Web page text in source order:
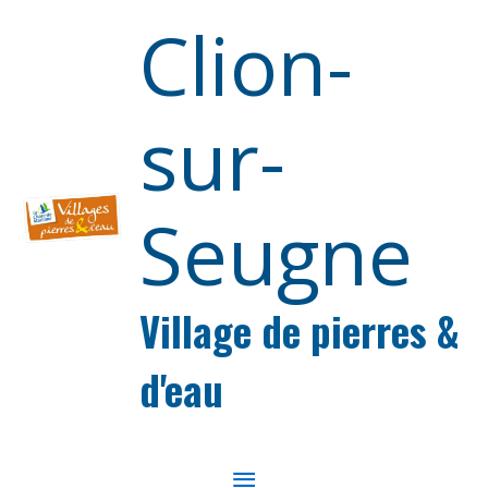
Clion-
sur-
Seugne
Village de pierres &
d'eau
MENU